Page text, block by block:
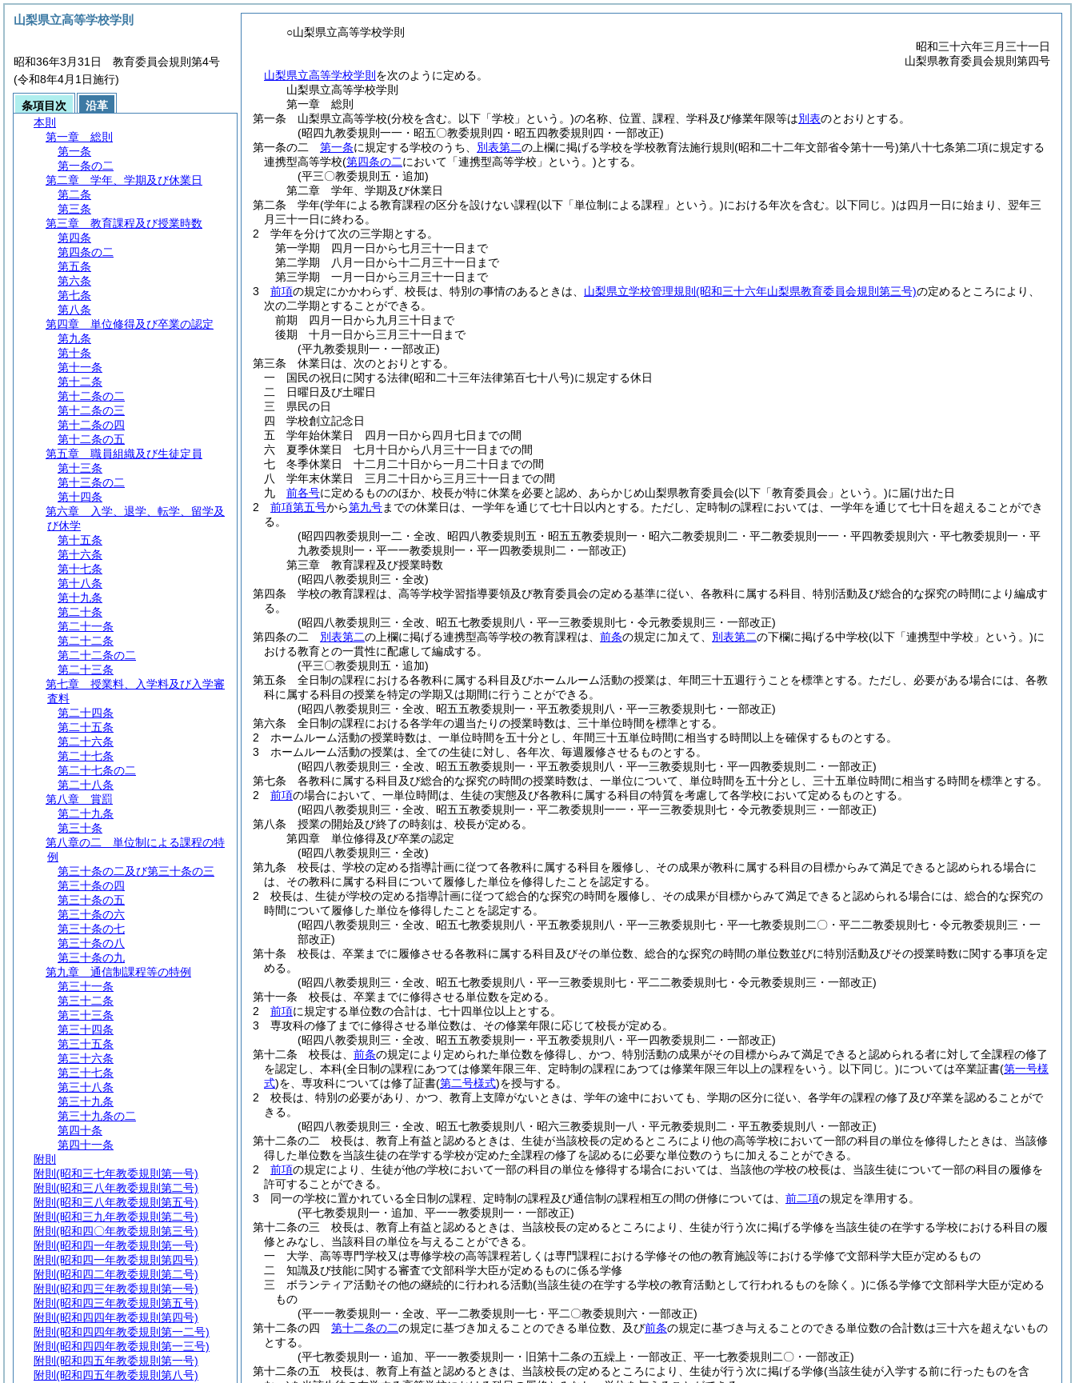
○山梨県立高等学校学則
昭和三十六年三月三十一日
山梨県教育委員会規則第四号
山梨県立高等学校学則 を次のように定める。
山梨県立高等学校学則
第一章
総則
第一条
山梨県立高等学校(分校を含む。以下「学校」という。)の名称、位置、課程、学科及び修業年限等は別表のとおりとする。
(昭四九教委規則一一・昭五〇教委規則四・昭五四教委規則四・一部改正)
第一条の二
第一条に規定する学校のうち、 別表第二の上欄に掲げる学校を学校教育法施行規則 (昭和二十二年文部省令第十一号)第八十七条第二項に規定する
連携型高等学校(第四条の二において「連携型高等学校」という。)とする。
(平三〇教委規則五・追加)
第二章
学年、学期及び休業日
第二条
学年(学年による教育課程の区分を設けない課程(以下「単位制による課程」という。)における年次を含む。以下同じ。)は四月一日に始まり、翌年三
月三十一日に終わる。
2
学年を分けて次の三学期とする。
第一学期 四月一日から七月三十一日まで
第二学期 八月一日から十二月三十一日まで
第三学期 一月一日から三月三十一日まで
3
前項の規定にかかわらず、校長は、特別の事情のあるときは、 山梨県立学校管理規則 (昭和三十六年山梨県教育委員会規則第三号)の定めるところにより、
次の二学期とすることができる。
前期 四月一日から九月三十日まで
後期 十月一日から三月三十一日まで
(平九教委規則一・一部改正)
第三条
休業日は、次のとおりとする。
一
国民の祝日に関する法律(昭和二十三年法律第百七十八号)に規定する休日
二
日曜日及び土曜日
三
県民の日
四
学校創立記念日
五
学年始休業日 四月一日から四月七日までの間
六
夏季休業日 七月十日から八月三十一日までの間
七
冬季休業日 十二月二十日から一月二十日までの間
八
学年末休業日 三月二十日から三月三十一日までの間
九
前各号に定めるもののほか、校長が特に休業を必要と認め、あらかじめ山梨県教育委員会(以下「教育委員会」という。)に届け出た日
2
前項第五号から第九号までの休業日は、一学年を通じて七十日以内とする。 ただし、定時制の課程においては、一学年を通じて七十日を超えることができ
る。
(昭四四教委規則一二・全改、昭四八教委規則五・昭五五教委規則一・昭六二教委規則二・平二教委規則一一・平四教委規則六・平七教委規則一・平
九教委規則一・平一一教委規則一・平一四教委規則二・一部改正)
第三章
教育課程及び授業時数
(昭四八教委規則三・全改)
第四条
学校の教育課程は、高等学校学習指導要領及び教育委員会の定める基準に従い、各教科に属する科目、特別活動及び総合的な探究の時間により編成す
る。
(昭四八教委規則三・全改、昭五七教委規則八・平一三教委規則七・令元教委規則三・一部改正)
第四条の二
別表第二の上欄に掲げる連携型高等学校の教育課程は、 前条の規定に加えて、 別表第二の下欄に掲げる中学校(以下「連携型中学校」という。)に
おける教育との一貫性に配慮して編成する。
(平三〇教委規則五・追加)
第五条
全日制の課程における各教科に属する科目及びホームルーム活動の授業は、年間三十五週行うことを標準とする。 ただし、必要がある場合には、各教
科に属する科目の授業を特定の学期又は期間に行うことができる。
(昭四八教委規則三・全改、昭五五教委規則一・平五教委規則八・平一三教委規則七・一部改正)
第六条
全日制の課程における各学年の週当たりの授業時数は、三十単位時間を標準とする。
2
ホームルーム活動の授業時数は、一単位時間を五十分とし、年間三十五単位時間に相当する時間以上を確保するものとする。
3
ホームルーム活動の授業は、全ての生徒に対し、各年次、毎週履修させるものとする。
(昭四八教委規則三・全改、昭五五教委規則一・平五教委規則八・平一三教委規則七・平一四教委規則二・一部改正)
第七条
各教科に属する科目及び総合的な探究の時間の授業時数は、一単位について、単位時間を五十分とし、三十五単位時間に相当する時間を標準とする。
2
前項の場合において、一単位時間は、生徒の実態及び各教科に属する科目の特質を考慮して各学校において定めるものとする。
(昭四八教委規則三・全改、昭五五教委規則一・平二教委規則一一・平一三教委規則七・令元教委規則三・一部改正)
第八条
授業の開始及び終了の時刻は、校長が定める。
第四章
単位修得及び卒業の認定
(昭四八教委規則三・全改)
第九条
校長は、学校の定める指導計画に従つて各教科に属する科目を履修し、その成果が教科に属する科目の目標からみて満足できると認められる場合に
は、その教科に属する科目について履修した単位を修得したことを認定する。
2
校長は、生徒が学校の定める指導計画に従つて総合的な探究の時間を履修し、その成果が目標からみて満足できると認められる場合には、総合的な探究の
時間について履修した単位を修得したことを認定する。
(昭四八教委規則三・全改、昭五七教委規則八・平五教委規則八・平一三教委規則七・平一七教委規則二〇・平二二教委規則七・令元教委規則三・一
部改正)
第十条
校長は、卒業までに履修させる各教科に属する科目及びその単位数、総合的な探究の時間の単位数並びに特別活動及びその授業時数に関する事項を定
める。
(昭四八教委規則三・全改、昭五七教委規則八・平一三教委規則七・平二二教委規則七・令元教委規則三・一部改正)
第十一条
校長は、卒業までに修得させる単位数を定める。
2
前項に規定する単位数の合計は、七十四単位以上とする。
3
専攻科の修了までに修得させる単位数は、その修業年限に応じて校長が定める。
(昭四八教委規則三・全改、昭五五教委規則一・平五教委規則八・平一四教委規則二・一部改正)
第十二条
校長は、 前条の規定により定められた単位数を修得し、かつ、特別活動の成果がその目標からみて満足できると認められる者に対して全課程の修了
を認定し、本科(全日制の課程にあつては修業年限三年、定時制の課程にあつては修業年限三年以上の課程をいう。以下同じ。)については卒業証書(第一号様
式)を、専攻科については修了証書(第二号様式)を授与する。
2
校長は、特別の必要があり、かつ、教育上支障がないときは、学年の途中においても、学期の区分に従い、各学年の課程の修了及び卒業を認めることがで
きる。
(昭四八教委規則三・全改、昭五七教委規則八・昭六三教委規則一八・平元教委規則二・平五教委規則八・一部改正)
第十二条の二
校長は、教育上有益と認めるときは、生徒が当該校長の定めるところにより他の高等学校において一部の科目の単位を修得したときは、当該修
得した単位数を当該生徒の在学する学校が定めた全課程の修了を認めるに必要な単位数のうちに加えることができる。
2
前項の規定により、生徒が他の学校において一部の科目の単位を修得する場合においては、当該他の学校の校長は、当該生徒について一部の科目の履修を
許可することができる。
3
同一の学校に置かれている全日制の課程、定時制の課程及び通信制の課程相互の間の併修については、 前二項の規定を準用する。
(平七教委規則一・追加、平一一教委規則一・一部改正)
第十二条の三
校長は、教育上有益と認めるときは、当該校長の定めるところにより、生徒が行う次に掲げる学修を当該生徒の在学する学校における科目の履
修とみなし、当該科目の単位を与えることができる。
一
大学、高等専門学校又は専修学校の高等課程若しくは専門課程における学修その他の教育施設等における学修で文部科学大臣が定めるもの
二
知識及び技能に関する審査で文部科学大臣が定めるものに係る学修
三
ボランティア活動その他の継続的に行われる活動(当該生徒の在学する学校の教育活動として行われるものを除く。)に係る学修で文部科学大臣が定める
もの
(平一一教委規則一・全改、平一二教委規則一七・平二〇教委規則六・一部改正)
第十二条の四
第十二条の二の規定に基づき加えることのできる単位数、及び前条の規定に基づき与えることのできる単位数の合計数は三十六を超えないもの
とする。
(平七教委規則一・追加、平一一教委規則一・旧第十二条の五繰上・一部改正、平一七教委規則二〇・一部改正)
第十二条の五
校長は、教育上有益と認めるときは、当該校長の定めるところにより、生徒が行う次に掲げる学修(当該生徒が入学する前に行ったものを含
山梨県立高等学校学則
昭和36年3月31日 教育委員会規則第4号
(令和8年4月1日施行)
条項目次
沿革
本則
第一章
総則
第一条
第一条の二
第二章
学年、学期及び休業日
第二条
第三条
第三章
教育課程及び授業時数
第四条
第四条の二
第五条
第六条
第七条
第八条
第四章
単位修得及び卒業の認定
第九条
第十条
第十一条
第十二条
第十二条の二
第十二条の三
第十二条の四
第十二条の五
第五章
職員組織及び生徒定員
第十三条
第十三条の二
第十四条
第六章
入学、退学、転学、留学及
び休学
第十五条
第十六条
第十七条
第十八条
第十九条
第二十条
第二十一条
第二十二条
第二十二条の二
第二十三条
第七章
授業料、入学料及び入学審
査料
第二十四条
第二十五条
第二十六条
第二十七条
第二十七条の二
第二十八条
第八章
賞罰
第二十九条
第三十条
第八章の二
単位制による課程の特
例
第三十条の二及び第三十条の三
第三十条の四
第三十条の五
第三十条の六
第三十条の七
第三十条の八
第三十条の九
第九章
通信制課程等の特例
第三十一条
第三十二条
第三十三条
第三十四条
第三十五条
第三十六条
第三十七条
第三十八条
第三十九条
第三十九条の二
第四十条
第四十一条
附則
附則 (昭和三七年教委規則第一号)
附則 (昭和三八年教委規則第二号)
附則 (昭和三八年教委規則第五号)
附則 (昭和三九年教委規則第二号)
附則 (昭和四〇年教委規則第三号)
附則 (昭和四一年教委規則第一号)
附則 (昭和四一年教委規則第四号)
附則 (昭和四二年教委規則第二号)
附則 (昭和四三年教委規則第一号)
附則 (昭和四三年教委規則第五号)
附則 (昭和四四年教委規則第四号)
附則 (昭和四四年教委規則第一二号)
附則 (昭和四四年教委規則第一三号)
附則 (昭和四五年教委規則第一号)
附則 (昭和四五年教委規則第八号)